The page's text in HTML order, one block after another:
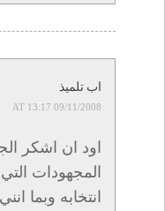
اب تلميذ
09/11/2008 AT 13:17
اود ان اشكر
المجهودات
انتخابه وبما